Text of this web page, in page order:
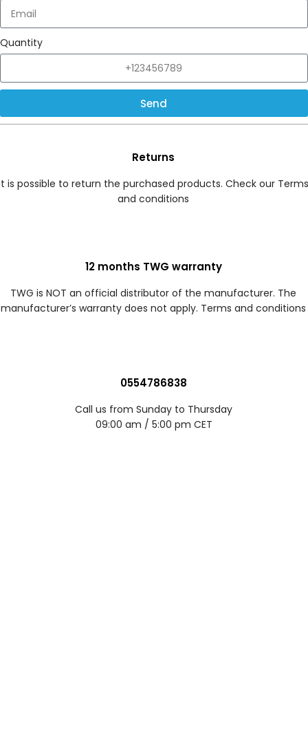
Quantity
Send
Returns
is possible to return the purchased products. Check our Terms
and conditions
12 months TWG warranty
TWG is NOT an official distributor of the manufacturer. The
manufacturer’s warranty does not apply. Terms and conditions
0554786838
Call us from Sunday to Thursday
09:00 am / 5:00 pm CET